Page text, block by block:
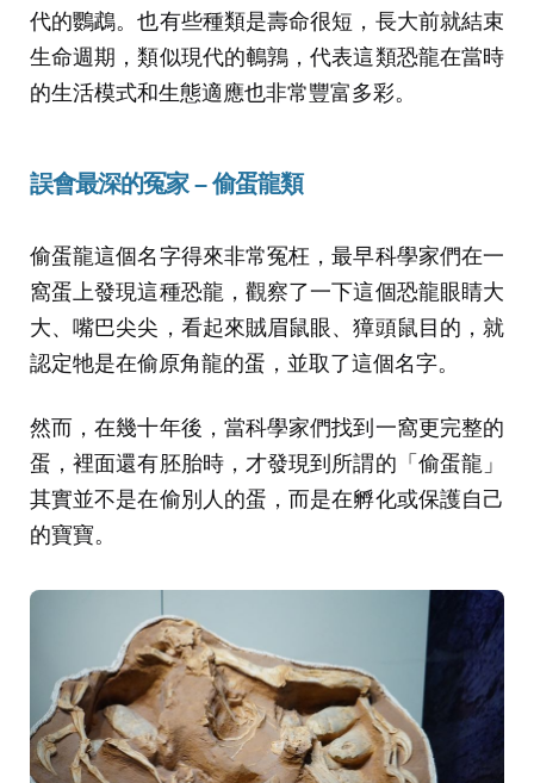
代的鸚鵡。也有些種類是壽命很短，長大前就結束
生命週期，類似現代的鵪鶉，代表這類恐龍在當時
的生活模式和生態適應也非常豐富多彩。
誤會最深的冤家 – 偷蛋龍類
偷蛋龍這個名字得來非常冤枉，最早科學家們在一
窩蛋上發現這種恐龍，觀察了一下這個恐龍眼睛大
大、嘴巴尖尖，看起來賊眉鼠眼、獐頭鼠目的，就
認定牠是在偷原角龍的蛋，並取了這個名字。
然而，在幾十年後，當科學家們找到一窩更完整的
蛋，裡面還有胚胎時，才發現到所謂的「偷蛋龍」
其實並不是在偷別人的蛋，而是在孵化或保護自己
的寶寶。